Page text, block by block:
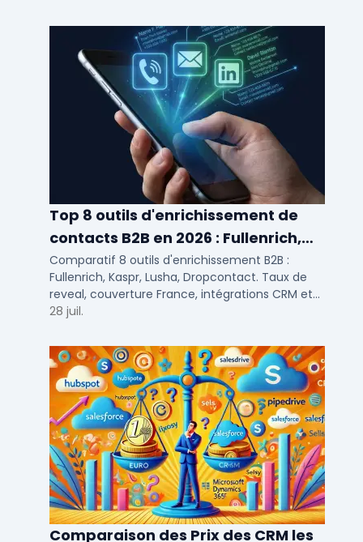
Top 8 outils d'enrichissement de
contacts B2B en 2026 : Fullenrich,
Kaspr, Lusha...
Comparatif 8 outils d'enrichissement B2B :
Fullenrich, Kaspr, Lusha, Dropcontact. Taux de
reveal, couverture France, intégrations CRM et
tarifs testés pour SDR et commerciaux PME/ETI.
28 juil.
Comparaison des Prix des CRM les